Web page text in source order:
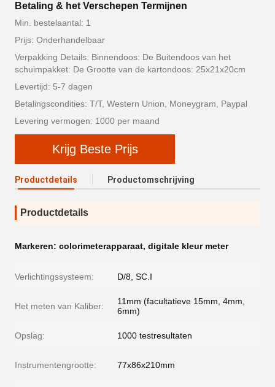
Betaling & het Verschepen Termijnen
Min. bestelaantal: 1
Prijs: Onderhandelbaar
Verpakking Details: Binnendoos: De Buitendoos van het
schuimpakket: De Grootte van de kartondoos: 25x21x20cm
Levertijd: 5-7 dagen
Betalingscondities: T/T, Western Union, Moneygram, Paypal
Levering vermogen: 1000 per maand
Krijg Beste Prijs
Productdetails Productomschrijving
Productdetails
Markeren: colorimeterapparaat, digitale kleur meter
Verlichtingssysteem: D/8, SC.I
Het meten van Kaliber:
11mm (facultatieve 15mm, 4mm,
6mm)
Opslag: 1000 testresultaten
Instrumentengrootte: 77x86x210mm